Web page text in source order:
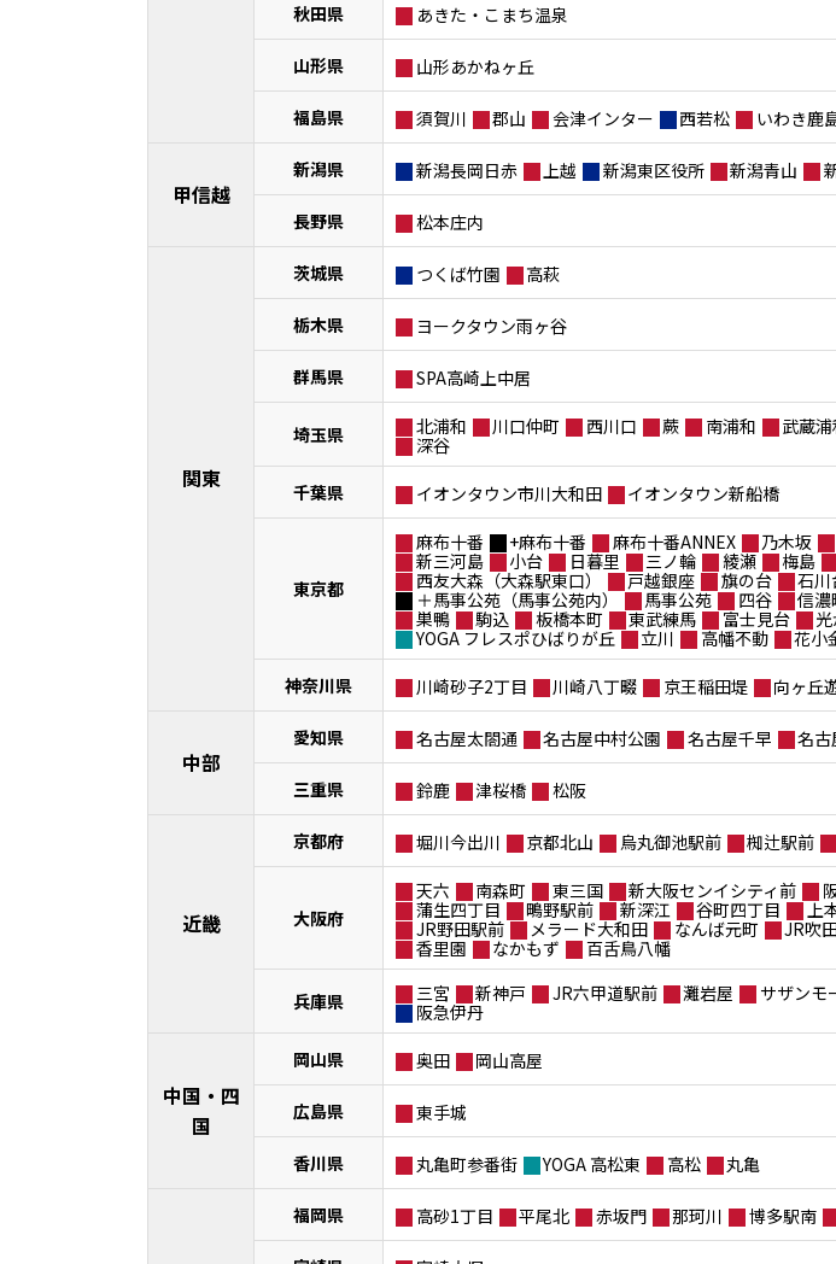
秋田県 あきた・こまち温泉
山形県 山形あかねヶ丘
福島県 須賀川 郡山 会津インター 西若松 いわき鹿
甲信越
新潟県 新潟長岡日赤 上越 新潟東区役所 新潟青山
長野県 松本庄内
関東
茨城県 つくば竹園 高萩
栃木県 ヨークタウン雨ヶ谷
群馬県 SPA高崎上中居
埼玉県 北浦和 川口仲町 西川口 蕨 南浦和 武蔵浦
深谷
千葉県
イオンタウン市川大和田 イオンタウン新船橋
東京都
麻布十番 +麻布十番 麻布十番ANNEX 乃木坂
新三河島
小台 日暮里 三ノ輪 綾瀬 梅島
西友大森（大森駅東口）
戸越銀座 旗の台 石川
＋馬事公苑（馬事公苑内）
馬事公苑 四谷 信濃
巣鴨
駒込 板橋本町 東武練馬 富士見台
YOGA フレスポひばりが丘
立川 高幡不動
花小
神奈川県
川崎砂子2丁目 川崎八丁畷 京王稲田堤 向ヶ丘
中部
愛知県 名古屋太閤通 名古屋中村公園 名古屋千早 名古
三重県 鈴鹿 津桜橋 松阪
近畿
京都府 堀川今出川 京都北山 烏丸御池駅前 椥辻駅前
大阪府
天六 南森町 東三国 新大阪センイシティ前
蒲生四丁目
鴫野駅前 新深江 谷町四丁目 上
JR野田駅前
メラード大和田 なんば元町 JR吹
香里園
なかもず 百舌鳥八幡
兵庫県 三宮 新神戸 JR六甲道駅前 灘岩屋 サザンモ
阪急伊丹
中国・四
国
岡山県 奥田 岡山高屋
広島県 東手城
香川県 丸亀町参番街 YOGA 高松東 高松 丸亀
福岡県 高砂1丁目 平尾北 赤坂門 那珂川 博多駅南